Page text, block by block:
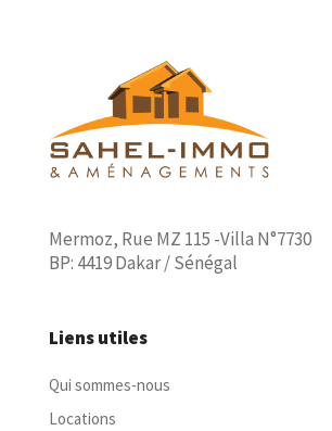
Mermoz, Rue MZ 115 -Villa N°7730
BP: 4419 Dakar / Sénégal
Liens utiles
Qui sommes-nous
Locations